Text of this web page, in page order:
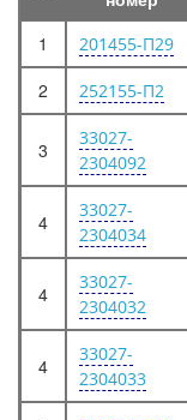
1 201455-П29
2
252155-П2
3
33027-
2304092
4
33027-
2304034
4
33027-
2304032
4
33027-
2304033